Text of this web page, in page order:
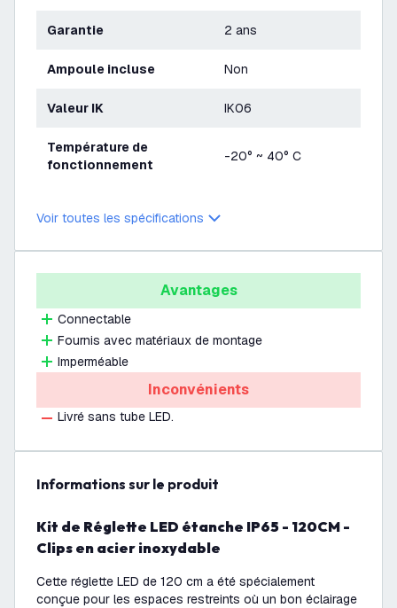
Garantie 2 ans
Ampoule incluse Non
Valeur IK IK06
Température de
fonctionnement
-20° ~ 40° C
Voir toutes les spécifications
Avantages
Connectable
Fournis avec matériaux de montage
Imperméable
Inconvénients
Livré sans tube LED.
Informations sur le produit
Kit de Réglette LED étanche IP65 - 120CM -
Clips en acier inoxydable
Cette réglette LED de 120 cm a été spécialement
conçue pour les espaces restreints où un bon éclairage